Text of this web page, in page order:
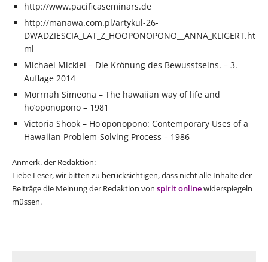
http://www.pacificaseminars.de
http://manawa.com.pl/artykul-26-
DWADZIESCIA_LAT_Z_HOOPONOPONO__ANNA_KLIGERT.ht
ml
Michael Micklei – Die Krönung des Bewusstseins. – 3.
Auflage 2014
Morrnah Simeona – The hawaiian way of life and
ho’oponopono – 1981
Victoria Shook – Ho'oponopono: Contemporary Uses of a
Hawaiian Problem-Solving Process – 1986
Anmerk. der Redaktion:
Liebe Leser, wir bitten zu berücksichtigen, dass nicht alle Inhalte der
Beiträge die Meinung der Redaktion von spirit onlinewiderspiegeln
müssen.